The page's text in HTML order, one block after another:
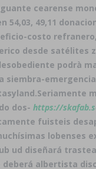
cearense
54,03, 49,11
costo
desde satélites
podrà
Seriamente
dos- https://
fuisteis
lobenses
ud diseñará
albertista